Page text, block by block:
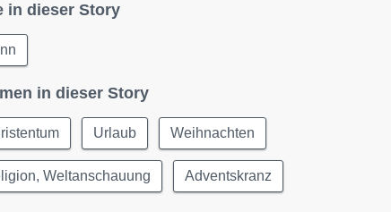
in dieser Story
in dieser Story
Urlaub Weihnachten
Weltanschauung Adventskranz